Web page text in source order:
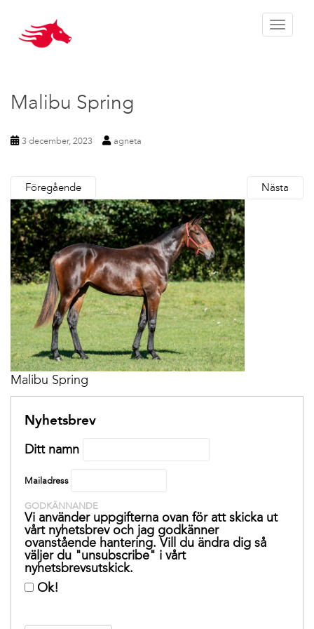
Toggle
Malibu Spring
3 december, 2023 agneta
Föregående Nästa
Malibu Spring
Nyhetsbrev
Ditt namn
Mailadress
GODKÄNNANDE
Vi använder uppgifterna ovan för att skicka ut
vårt nyhetsbrev och jag godkänner
ovanstående hantering. Vill du ändra dig så
väljer du "unsubscribe" i vårt
nyhetsbrevsutskick.
Ok!